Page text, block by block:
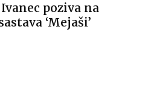
poziva na
‘Mejaši’